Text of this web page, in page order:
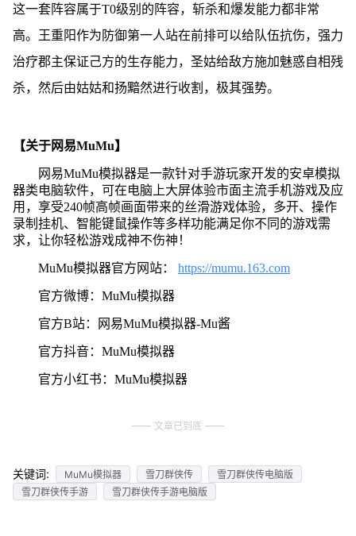
这一套阵容属于T0级别的阵容，斩杀和爆发能力都非常
高。王重阳作为防御第一人站在前排可以给队伍抗伤，强力
治疗郡主保证己方的生存能力，圣姑给敌方施加魅惑自相残
杀，然后由姑姑和扬黯然进行收割，极其强势。
【关于网易MuMu】
网易MuMu模拟器是一款针对手游玩家开发的安卓模拟
器类电脑软件，可在电脑上大屏体验市面主流手机游戏及应
用，享受240帧高帧画面带来的丝滑游戏体验，多开、操作
录制挂机、智能键鼠操作等多样功能满足你不同的游戏需
求，让你轻松游戏成神不伤神！
MuMu模拟器官方网站： https://mumu.163.com
官方微博：MuMu模拟器
官方B站：网易MuMu模拟器-Mu酱
官方抖音：MuMu模拟器
官方小红书：MuMu模拟器
文章已到底
关键词: MuMu模拟器 雪刀群侠传
雪刀群侠传电脑版
雪刀群侠传手游
雪刀群侠传手游电脑版